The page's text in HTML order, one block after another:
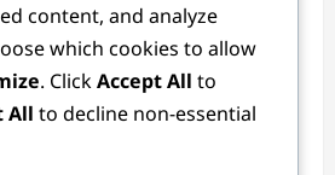
προσφέρουν παρόμοιες δομές
Backup Defender συχνά παρέχει
και ευέλικτες επιλογές πληρωμής,
επιλογή για χρήστες που
τους.
content, and analyze
which cookies to allow
. ClickAccept All to
All to decline non-essential